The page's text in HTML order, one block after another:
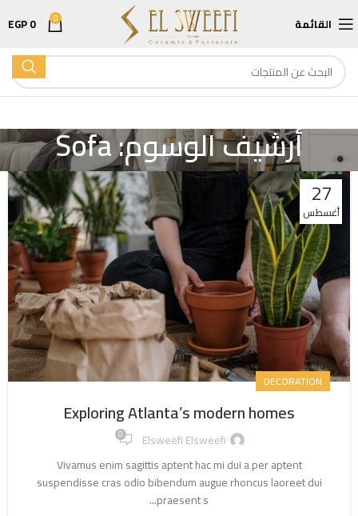
القائمة 0
EGP0
أرشيف الوسوم: Sofa
27
أغسطس
DECORATION
Exploring Atlanta’s modern homes
Elsweefi Elsweefi
0
Vivamus enim sagittis aptent hac mi dui a per aptent
suspendisse cras odio bibendum augue rhoncus laoreet dui
praesent s...